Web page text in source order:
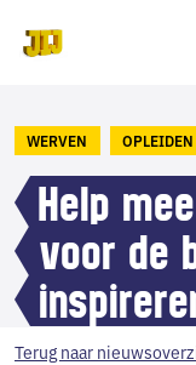
WERVEN OPLEIDEN
Help
voor de
Terug naar